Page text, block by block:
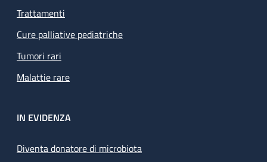
Trattamenti
Cure palliative pediatriche
Tumori rari
Malattie rare
IN EVIDENZA
Diventa donatore di microbiota